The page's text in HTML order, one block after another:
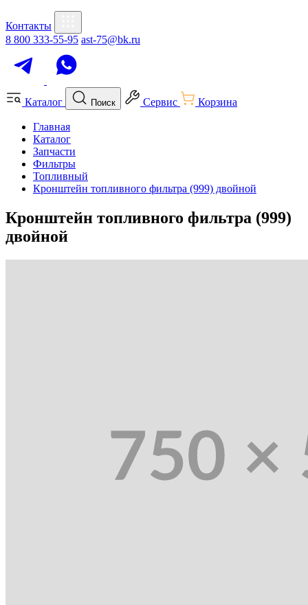
Контакты
8 800 333-55-95 ast-75@bk.ru
Каталог Поиск Сервис Корзина
Главная
Каталог
Запчасти
Фильтры
Топливный
Кронштейн топливного фильтра (999) двойной
Кронштейн топливного фильтра (999)
двойной